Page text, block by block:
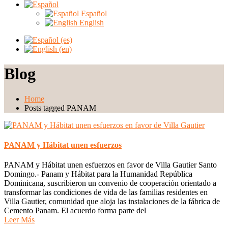
Español
English
Blog
Home
Posts tagged PANAM
PANAM y Hábitat unen esfuerzos
PANAM y Hábitat unen esfuerzos en favor de Villa Gautier Santo
Domingo.- Panam y Hábitat para la Humanidad República
Dominicana, suscribieron un convenio de cooperación orientado a
transformar las condiciones de vida de las familias residentes en
Villa Gautier, comunidad que aloja las instalaciones de la fábrica de
Cemento Panam. El acuerdo forma parte del
Leer Más